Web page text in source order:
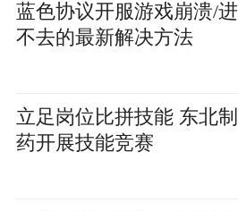
蓝色协议开服游戏崩溃/进
不去的最新解决方法
立足岗位比拼技能 东北制
药开展技能竞赛